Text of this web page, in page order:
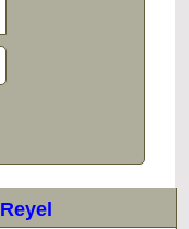
Reyel